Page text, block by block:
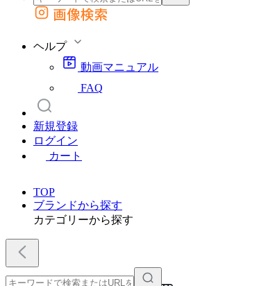
外部サイトの商品をカートに追加
画像検索
ヘルプ
動画マニュアル
FAQ
新規登録
ログイン
カート
TOP
ブランドから探す
カテゴリーから探す